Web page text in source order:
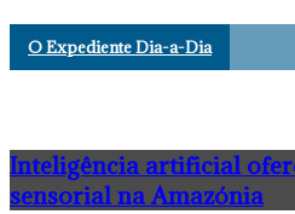
O Expediente Dia-a-Dia
Inteligência artificial
sensorial na Amazónia